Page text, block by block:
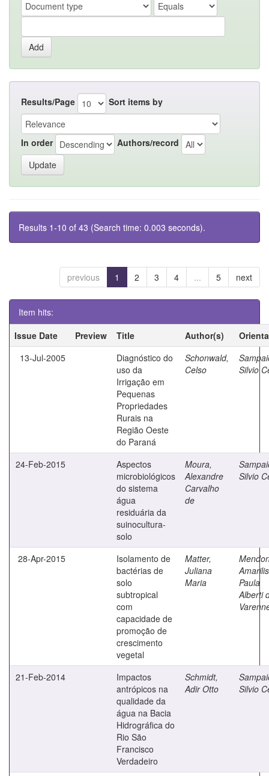
Results/Page Sort items by
In order Authors/record
Results 1-10 of 43 (Search time: 0.003 seconds).
previous 1 2 3 4 ... 5 next
Item hits:
Issue Date
Preview Title Author(s)
13-Jul-2005
Diagnóstico do
uso da
Irrigação em
Pequenas
Propriedades
Rurais na
Região Oeste
do Paraná
Schonwald,
Celso
Silvio
24-Feb-2015
Aspectos
microbiológicos
do sistema
água
residuária da
suinocultura-
solo
Moura,
Alexandre
Carvalho
de
Silvio
28-Apr-2015
Isolamento de
bactérias de
solo
subtropical
com
capacidade de
promoção de
crescimento
vegetal
Matter,
Juliana
Maria
Amarilis
Paula
Alberti
21-Feb-2014
Impactos
antrópicos na
qualidade da
água na Bacia
Hidrográfica do
Rio São
Francisco
Verdadeiro
Schmidt,
Adir Otto
Silvio